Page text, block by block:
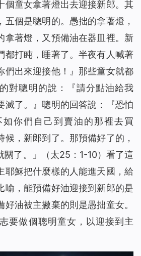
個童女拿著燈出去迎接新郎。其
五個是聰明的。愚拙的拿著燈，
拿著燈，又預備油在器皿裡。新
都打盹，睡著了。半夜有人喊著
們出來迎接他！』那些童女就都
對聰明的說：『請分點油給我
滅了。』聰明的回答說：『恐怕
你們自己到賣油的那裡去買
候，新郎到了。那預備好了的，
了。」
（太25：1-10）看了這
耶穌把什麼樣的人能進天國，給
喻，能預備好油迎接到新郎的是
油被主撇棄的則是愚拙童女。
要做個聰明童女，以迎接到主